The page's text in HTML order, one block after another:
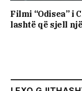
Filmi “Odisea” i
lashtë që sjell